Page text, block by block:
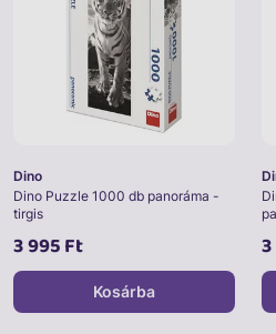
Dino
Dino Puzzle 1000 db panoráma -
tirgis
3 995 Ft
Kosárba